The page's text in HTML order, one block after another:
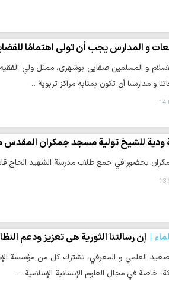
و المدارس يجب أن تولي اهتمامًا
و المسلمین صفایی بوشهری، ممثل ولي الفقيه
و مدارسنا أن تكون بمثابة مراكز تربوية…
للشیخ تولیة مسجد جمكران المقدس
بحضور في جمع طلاب مدرسة الشهيد الحاج
إن رسالتنا الثورية هي تعزيز ودعم
العلمي و المعرفي، تشترك كل من مؤسسة
خاصة في مجال العلوم الإنسانية الإسلامية.…